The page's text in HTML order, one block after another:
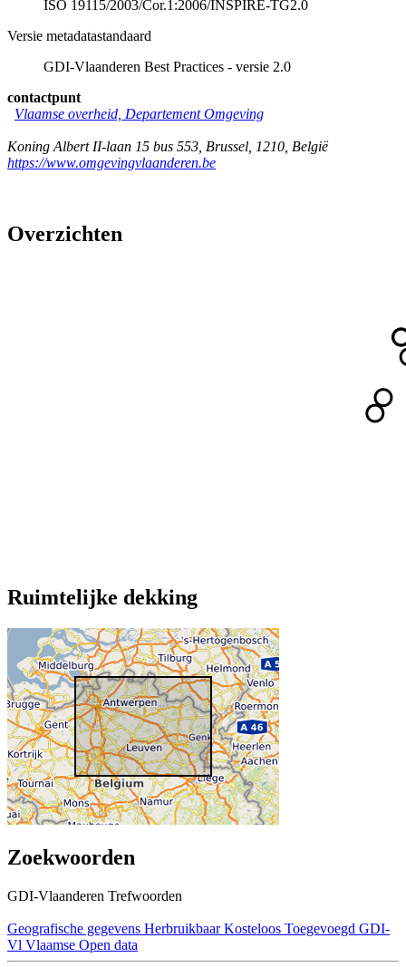
ISO 19115/2003/Cor.1:2006/INSPIRE-TG2.0
Versie metadatastandaard
GDI-Vlaanderen Best Practices - versie 2.0
contactpunt
Vlaamse overheid, Departement Omgeving
Koning Albert II-laan 15 bus 553 Brussel 1210 België
https://www.omgevingvlaanderen.be
Overzichten
Ruimtelijke dekking
Zoekwoorden
GDI-Vlaanderen Trefwoorden
Geografische gegevens Herbruikbaar Kosteloos Toegevoegd GDI-
Vl Vlaamse Open data